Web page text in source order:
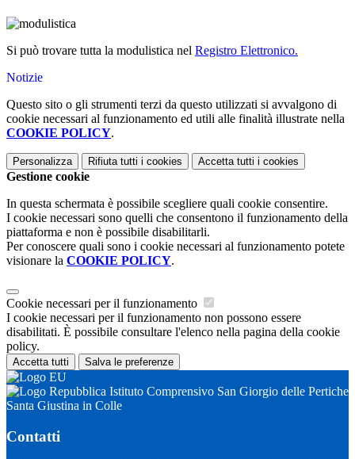
Si può trovare tutta la modulistica nel Registro Elettronico.
Notizie
Questo sito o gli strumenti terzi da questo utilizzati si avvalgono di
cookie necessari al funzionamento ed utili alle finalità illustrate nella
COOKIE POLICY.
Personalizza Rifiuta tutti i cookies Accetta tutti i cookies
Gestione cookie
In questa schermata è possibile scegliere quali cookie consentire.
I cookie necessari sono quelli che consentono il funzionamento della
piattaforma e non è possibile disabilitarli.
Per conoscere quali sono i cookie necessari al funzionamento potete
visionare la COOKIE POLICY.
Cookie necessari per il funzionamento
I cookie necessari per il funzionamento non possono essere
disabilitati. È possibile consultare l'elenco nella pagina della cookie
policy.
Accetta tutti Salva le preferenze
Istituto Comprensivo San Giorgio delle Pertiche
Santa Giustina in Colle
Contatti